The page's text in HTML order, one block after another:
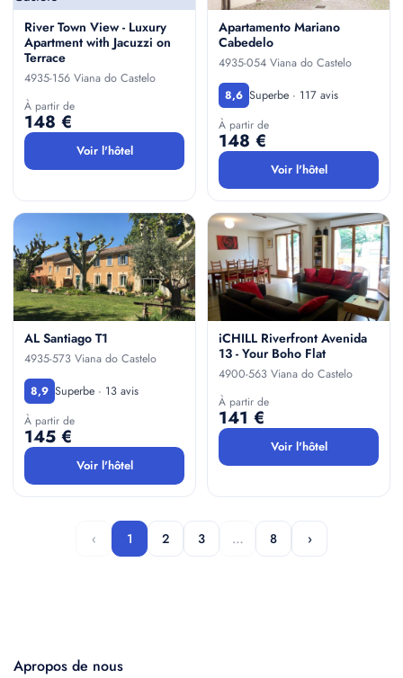
River Town View - Luxury
Apartment with Jacuzzi on
Terrace
4935-156 Viana do Castelo
À partir de
148 €
Voir l'hôtel
Apartamento Mariano
Cabedelo
4935-054 Viana do Castelo
8,6 Superbe · 117 avis
À partir de
148 €
Voir l'hôtel
AL Santiago T1
4935-573 Viana do Castelo
8,9 Superbe · 13 avis
À partir de
145 €
Voir l'hôtel
iCHILL Riverfront Avenida
13 - Your Boho Flat
4900-563 Viana do Castelo
À partir de
141 €
Voir l'hôtel
‹ 1 2 3 … 8 ›
Apropos de nous